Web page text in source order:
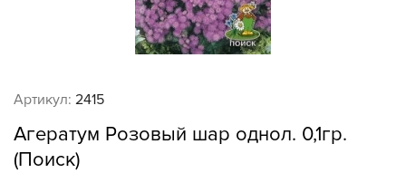
Артикул: 2415
Агератум Розовый шар однол. 0,1гр.
(Поиск)